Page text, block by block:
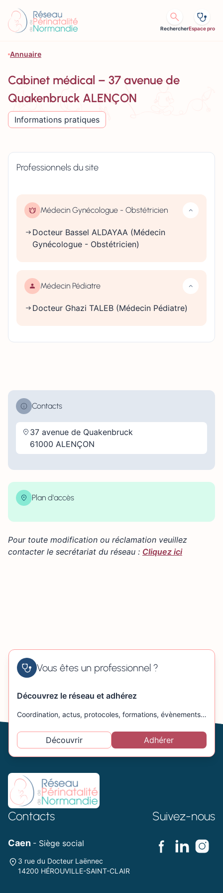
RechercherEspace pro
Annuaire
Cabinet médical – 37 avenue de
Quakenbruck ALENÇON
Informations pratiques
Professionnels du site
Médecin Gynécologue - Obstétricien
Docteur Bassel ALDAYAA (Médecin
Gynécologue - Obstétricien)
Médecin Pédiatre
Docteur Ghazi TALEB (Médecin Pédiatre)
Contacts
37 avenue de Quakenbruck
61000 ALENÇON
Plan d'accès
×
−
Pour toute modification ou réclamation veuillez
contacter le secrétariat du réseau : Cliquez ici
Vous êtes un professionnel ?
Découvrez le réseau et adhérez
Coordination, actus, protocoles, formations, évènements…
Découvrir Adhérer
Contacts
Caen - Siège social
3 rue du Docteur Laënnec
14200 HÉROUVILLE-SAINT-CLAIR
Suivez-nous